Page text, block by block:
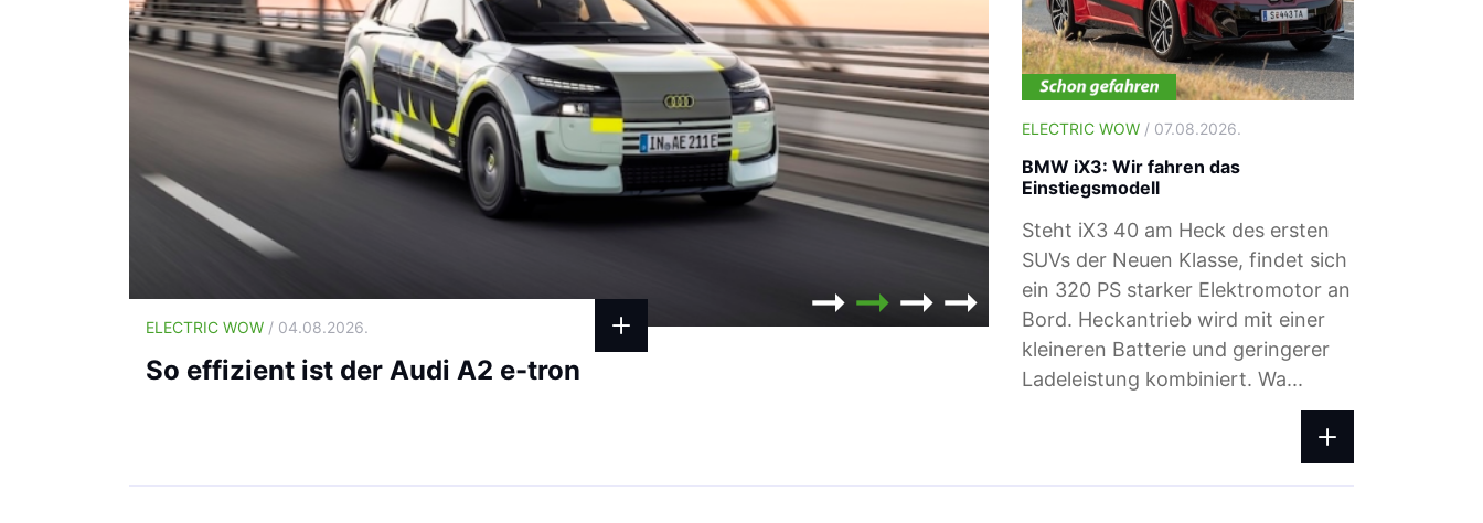
ELECTRIC WOW / 04.08.2026.
So effizient ist der Audi A2 e-tron
ELECTRIC WOW/ 04.08.2026.
Ladepreise: Das zahlst du beim Ad-
Laden im August 2026
ELECTRIC WOW / 07.08.2026.
BMW iX3: Wir fahren das
Einstiegsmodell
Steht iX3 40 am Heck des ersten
SUVs der Neuen Klasse, findet sich
ein 320 PS starker Elektromotor an
Bord. Heckantrieb wird mit einer
kleineren Batterie und geringerer
Ladeleistung kombiniert. Wa...